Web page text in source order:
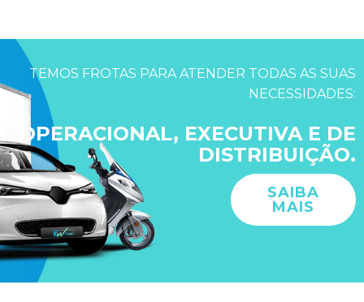
TEMOS FROTAS PARA ATENDER TODAS AS SUAS
NECESSIDADES:
OPERACIONAL, EXECUTIVA E DE
DISTRIBUIÇÃO.
SAIBA
MAIS